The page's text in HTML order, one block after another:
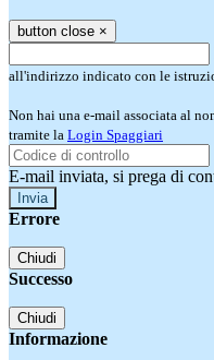
button close ×
all'indirizzo indicato con le
Non hai una e-mail associata al
tramite la Login Spaggiari
E-mail inviata, si prega di
Errore
Chiudi
Successo
Chiudi
Informazione